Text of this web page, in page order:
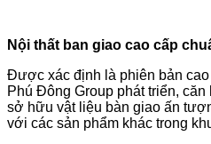
Nội thất ban giao cao cấp
Được xác định là phiên bản
Phú Đông Group phát triển,
sở hữu vật liệu bàn giao ấn
với các sản phẩm khác trong